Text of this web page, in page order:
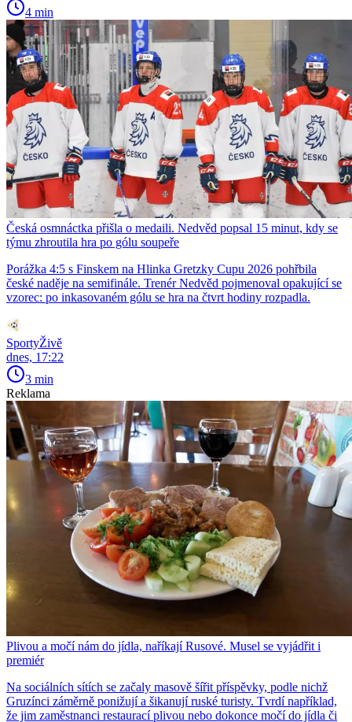
4 min
Česká osmnáctka přišla o medaili. Nedvěd popsal 15 minut, kdy se
týmu zhroutila hra po gólu soupeře
Porážka 4:5 s Finskem na Hlinka Gretzky Cupu 2026 pohřbila
české naděje na semifinále. Trenér Nedvěd pojmenoval opakující se
vzorec: po inkasovaném gólu se hra na čtvrt hodiny rozpadla.
SportyŽivě
dnes, 17:22
3 min
Reklama
Plivou a močí nám do jídla, naříkají Rusové. Musel se vyjádřit i
premiér
Na sociálních sítích se začaly masově šířit příspěvky, podle nichž
Gruzínci záměrně ponižují a šikanují ruské turisty. Tvrdí například,
že jim zaměstnanci restaurací plivou nebo dokonce močí do jídla či